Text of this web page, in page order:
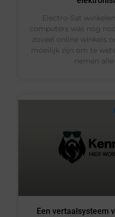
Electro-Sat
computers was nog
zoveel online winkels
moeilijk zijn om te
nemen
Een vertaalsysteem